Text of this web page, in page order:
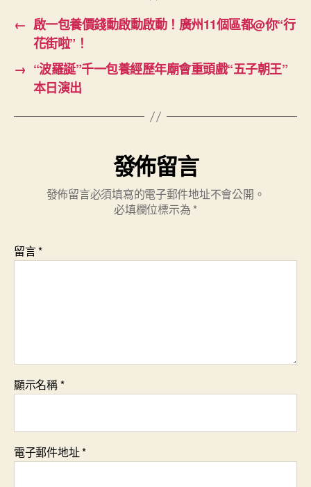
← 啟一包養價錢動啟動啟動！廣州11個區都@你“行
花街啦”！
→ “波羅誕”千一包養經歷年廟會重頭戲“五子朝王”
本日演出
發佈留言
發佈留言必須填寫的電子郵件地址不會公開。
必填欄位標示為 *
留言*
顯示名稱*
電子郵件地址*